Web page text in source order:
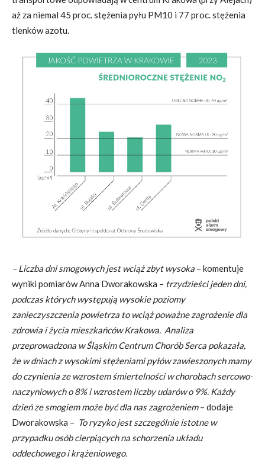
aż za niemal 45 proc. stężenia pyłu PM10 i 77 proc. stężenia
tlenków azotu.
– Liczba dni smogowych jest wciąż zbyt wysoka – komentuje
wyniki pomiarów Anna Dworakowska – trzydzieści jeden dni,
podczas których występują wysokie poziomy
zanieczyszczenia powietrza to wciąż poważne zagrożenie dla
zdrowia i życia mieszkańców Krakowa. Analiza
przeprowadzona w Śląskim Centrum Chorób Serca pokazała,
że w dniach z wysokimi stężeniami pyłów zawieszonych mamy
do czynienia ze wzrostem śmiertelności w chorobach sercowo-
naczyniowych o 8% i wzrostem liczby udarów o 9%. Każdy
dzień ze smogiem może być dla nas zagrożeniem– dodaje
Dworakowska – To ryzyko jest szczególnie istotne w
przypadku osób cierpiących na schorzenia układu
oddechowego i krążeniowego.